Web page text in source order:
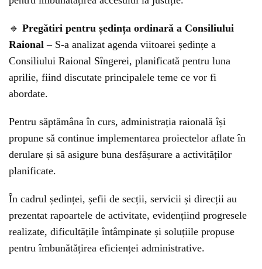
🔹 Pregătiri pentru ședința ordinară a Consiliului
Raional – S-a analizat agenda viitoarei ședințe a
Consiliului Raional Sîngerei, planificată pentru luna
aprilie, fiind discutate principalele teme ce vor fi
abordate.
Pentru săptămâna în curs, administrația raională își
propune să continue implementarea proiectelor aflate în
derulare și să asigure buna desfășurare a activităților
planificate.
În cadrul ședinței, șefii de secții, servicii și direcții au
prezentat rapoartele de activitate, evidențiind progresele
realizate, dificultățile întâmpinate și soluțiile propuse
pentru îmbunătățirea eficienței administrative.